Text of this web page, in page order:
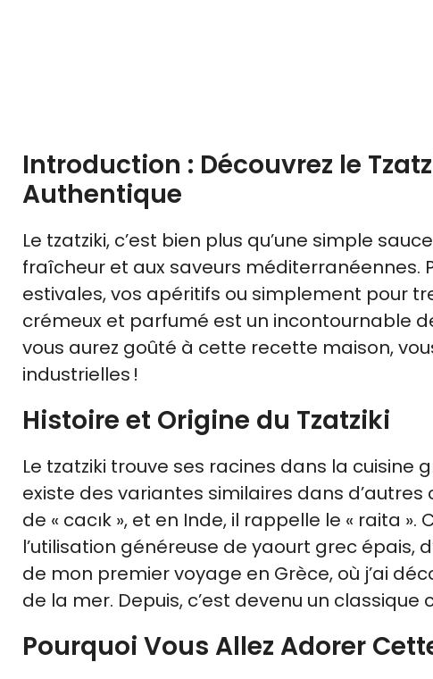
Introduction : Découvrez le
Authentique
Le tzatziki, c’est bien plus qu’une simple
fraîcheur et aux saveurs
estivales, vos apéritifs ou simplement pour
crémeux et parfumé est un incontournable
vous aurez goûté à cette recette maison,
industrielles !
Histoire et Origine du Tzatziki
Le tzatziki trouve ses racines dans la cuisine
existe des variantes similaires dans d’autres
de « cacık », et en Inde, il rappelle le « raita
l’utilisation généreuse de yaourt grec épais,
de mon premier voyage en Grèce, où j’ai
de la mer. Depuis, c’est devenu un classique
Pourquoi Vous Allez Adorer